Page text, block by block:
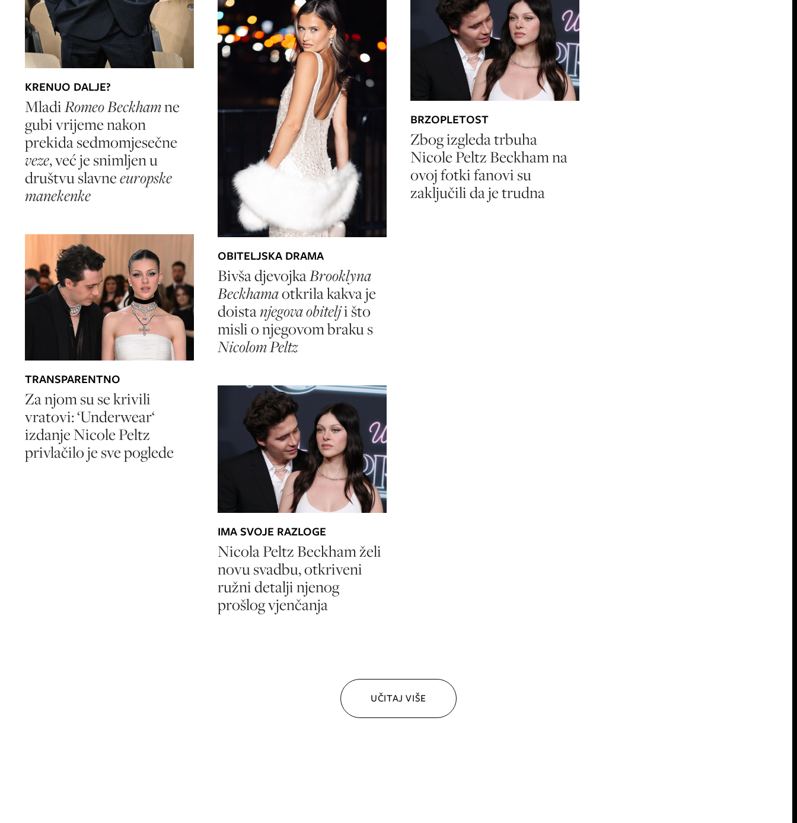
KRENUO DALJE?
MladiRomeo Beckhamne
gubi vrijeme nakon
prekida sedmomjesečne
veze, već je snimljen u
društvu slavneeuropske
manekenke
TRANSPARENTNO
Za njom su se krivili
vratovi: ‘Underwear‘
izdanje Nicole Peltz
privlačilo je sve poglede
OBITELJSKA DRAMA
Bivša djevojkaBrooklyna
Beckhamaotkrila kakva je
doistanjegova obitelji što
misli onjegovom braku s
Nicolom Peltz
IMA SVOJE RAZLOGE
Nicola Peltz Beckham želi
novu svadbu, otkriveni
ružni detalji njenog
prošlog vjenčanja
BRZOPLETOST
Zbog izgleda trbuha
Nicole Peltz Beckham na
ovoj fotki fanovi su
zaključili da je trudna
UČITAJ VIŠE